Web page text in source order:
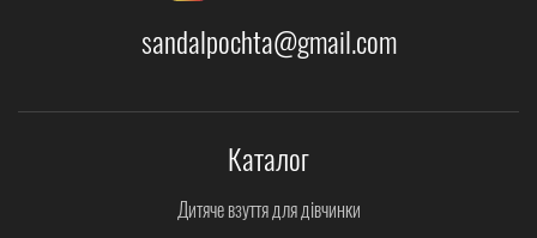
sandalpochta@gmail.com
Каталог
Дитяче взуття для дівчинки